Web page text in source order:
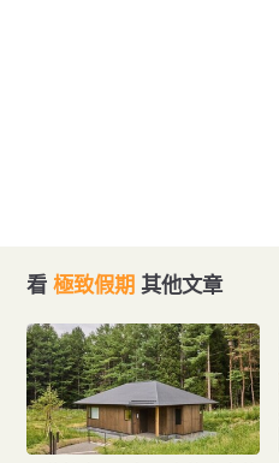
看 極致假期 其他文章